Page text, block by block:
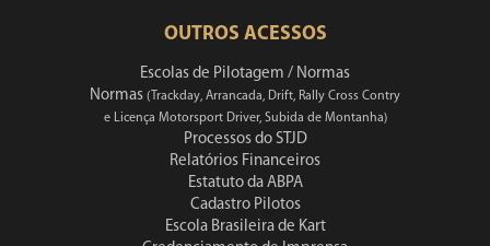
OUTROS ACESSOS
Escolas de Pilotagem / Normas
Normas (Trackday, Arrancada, Drift, Rally Cross Contry
e Licença Motorsport Driver, Subida de Montanha)
Processos do STJD
Relatórios Financeiros
Estatuto da ABPA
Cadastro Pilotos
Escola Brasileira de Kart